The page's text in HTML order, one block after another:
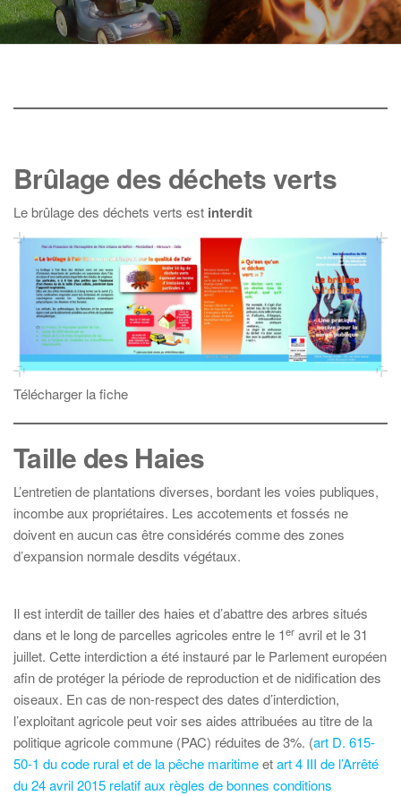
Brûlage des déchets verts
Le brûlage des déchets verts est interdit
Télécharger la fiche
Taille des Haies
L’entretien de plantations diverses, bordant les voies publiques,
incombe aux propriétaires. Les accotements et fossés ne
doivent en aucun cas être considérés comme des zones
d’expansion normale desdits végétaux.
Il est interdit de tailler des haies et d’abattre des arbres situés
dans et le long de parcelles agricoles entre le 1er avril et le 31
juillet. Cette interdiction a été instauré par le Parlement européen
afin de protéger la période de reproduction et de nidification des
oiseaux. En cas de non-respect des dates d’interdiction,
l’exploitant agricole peut voir ses aides attribuées au titre de la
politique agricole commune (PAC) réduites de 3%. (art D. 615-
50-1 du code rural et de la pêche maritimeetart 4 III de l’Arrêté
du 24 avril 2015 relatif aux règles de bonnes conditions